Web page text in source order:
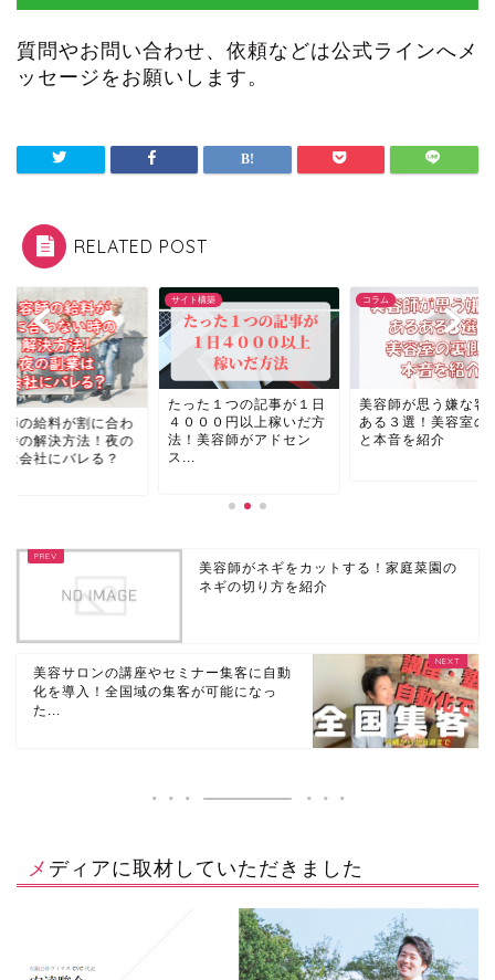
質問やお問い合わせ、依頼などは公式ラインへメ
ッセージをお願いします。
RELATED POST
師の給料が割に合わ
時の解決方法！夜の
は会社にバレる？
サイト構築
たった１つの記事が１日
４０００円以上稼いだ方
法！美容師がアドセン
ス...
コラム
美容師が思う嫌な客
ある３選！美容室の
と本音を紹介
美容師がネギをカットする！家庭菜園の
ネギの切り方を紹介
美容サロンの講座やセミナー集客に自動
化を導入！全国域の集客が可能になっ
た...
メディアに取材していただきました